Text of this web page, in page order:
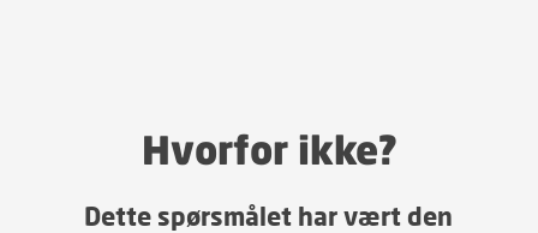
Hvorfor ikke?
Dette spørsmålet har vært den